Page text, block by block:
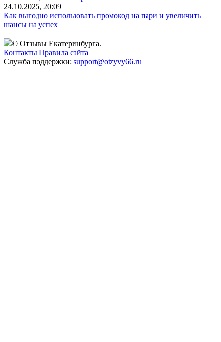
24.10.2025, 20:09
Как выгодно использовать промокод на пари и увеличить
шансы на успех
© Отзывы Екатеринбурга.
Контакты Правила сайта
Служба поддержки: support@otzyvy66.ru